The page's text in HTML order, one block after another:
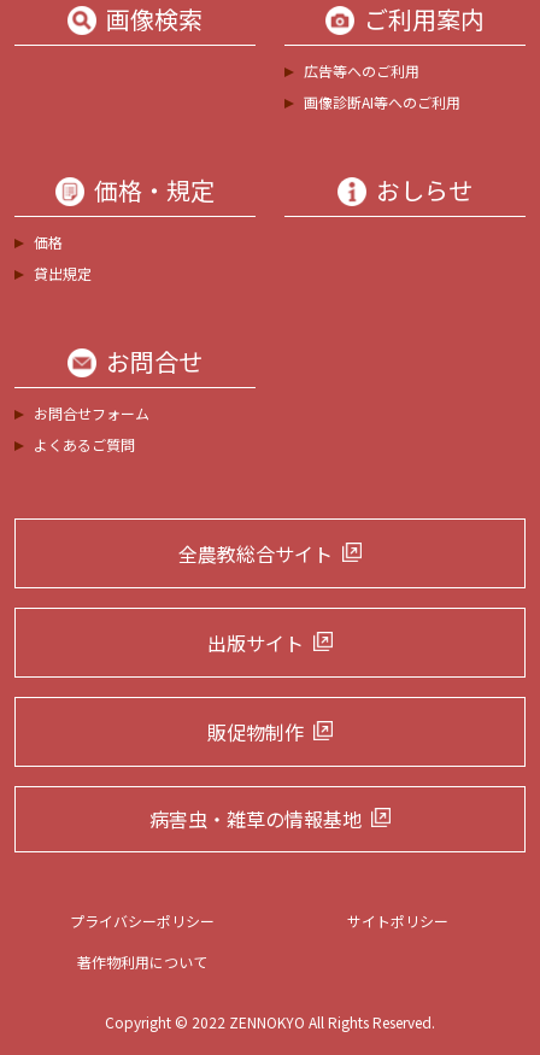
画像検索 ご利用案内
広告等へのご利用
画像診断AI等へのご利用
価格・規定
価格
貸出規定
おしらせ
お問合せ
お問合せフォーム
よくあるご質問
全農教総合サイト
出版サイト
販促物制作
病害虫・雑草の情報基地
プライバシーポリシー
サイトポリシー
著作物利用について
Copyright © 2022 ZENNOKYO All Rights Reserved.